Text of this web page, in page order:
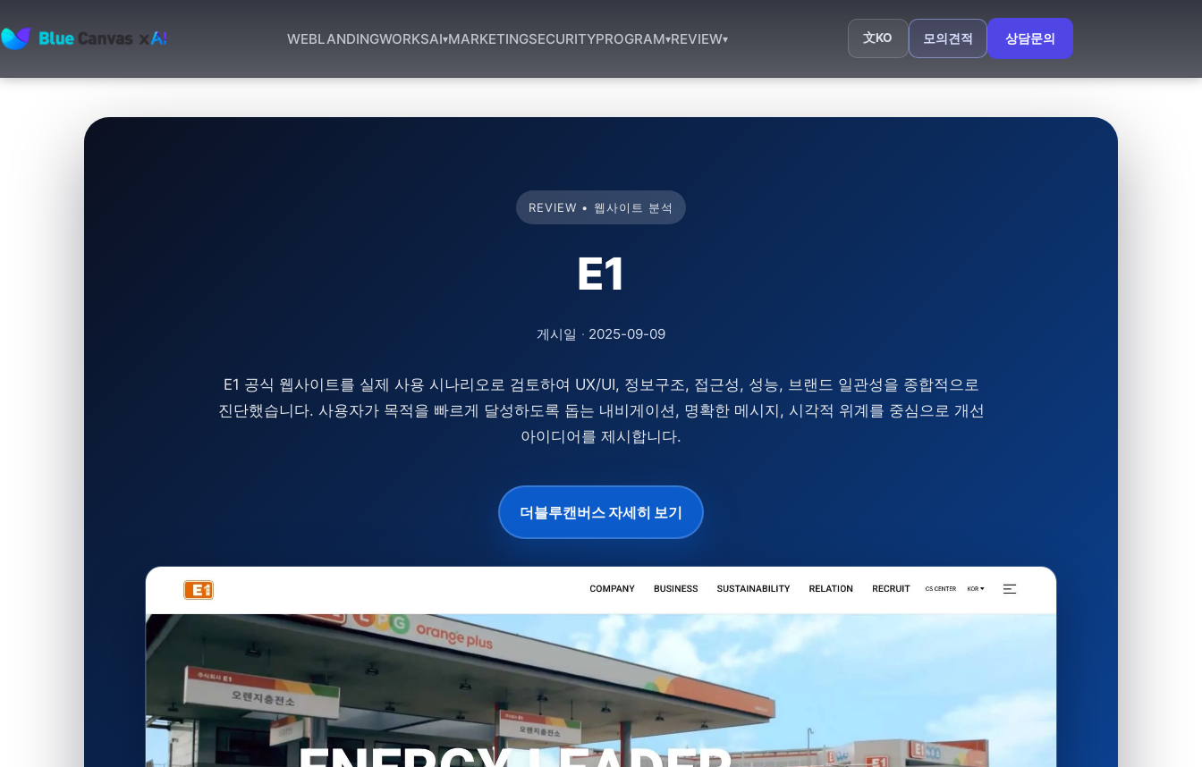
BLUECANVAS
WEBLANDINGWORKSAI▾MARKETINGSECURITYPROGRAM▾REVIEW▾ 文KO 모의견적 상담문의
REVIEW • 웹사이트 분석
E1
게시일 · 2025-09-09
E1 공식 웹사이트를 실제 사용 시나리오로 검토하여 UX/UI, 정보구조, 접근성, 성능, 브랜드 일관성을 종합적으로
진단했습니다. 사용자가 목적을 빠르게 달성하도록 돕는 내비게이션, 명확한 메시지, 시각적 위계를 중심으로 개선
아이디어를 제시합니다.
더블루캔버스 자세히 보기